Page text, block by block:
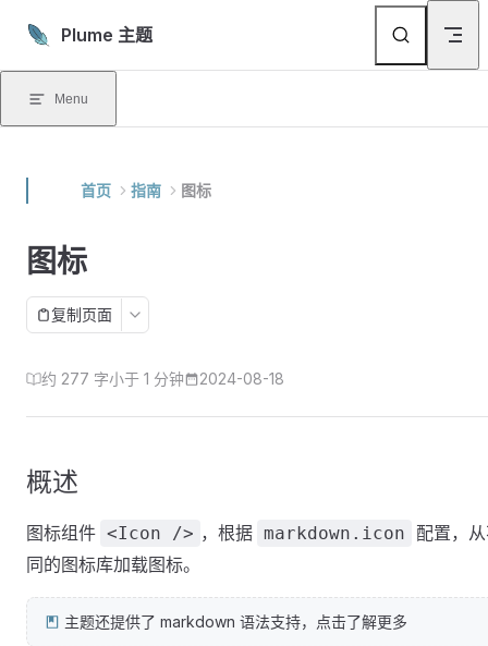
Skip to content
Plume 主题
Menu
首页 指南 图标
图标
复制页面
约 277 字小于 1 分钟 2024-08-18
概述
图标组件 <Icon /> ，根据 markdown.icon
配置，
同的图标库加载图标。
主题还提供了 markdown 语法支持，点击了解更多